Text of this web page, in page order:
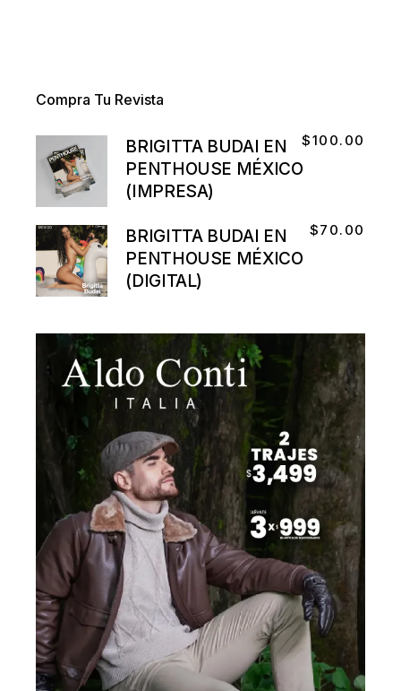
Compra Tu Revista
BRIGITTA BUDAI EN
PENTHOUSE MÉXICO
(IMPRESA)
$100.00
BRIGITTA BUDAI EN
PENTHOUSE MÉXICO
(DIGITAL)
$70.00